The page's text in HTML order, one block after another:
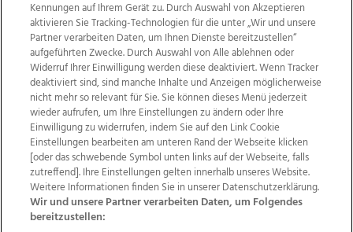
Wir über uns Mediadaten Kontakt
Jobs
Datenschutz
Impressum
AGB Anzeigekunden
AGB Website
Ehrenkodex Politische Werbung
Kennungen auf Ihrem Gerät zu. Durch Auswahl von Akzeptieren
aktivieren Sie Tracking-Technologien für die unter „Wir und unsere
Partner verarbeiten Daten, um Ihnen Dienste bereitzustellen“
aufgeführten Zwecke. Durch Auswahl von Alle ablehnen oder
Widerruf Ihrer Einwilligung werden diese deaktiviert. Wenn Tracker
deaktiviert sind, sind manche Inhalte und Anzeigen möglicherweise
nicht mehr so relevant für Sie. Sie können dieses Menü jederzeit
wieder aufrufen, um Ihre Einstellungen zu ändern oder Ihre
Einwilligung zu widerrufen, indem Sie auf den Link Cookie
Einstellungen bearbeiten am unteren Rand der Webseite klicken
[oder das schwebende Symbol unten links auf der Webseite, falls
zutreffend]. Ihre Einstellungen gelten innerhalb unseres Website.
Weitere Informationen finden Sie in unserer Datenschutzerklärung.
Wir und unsere Partner verarbeiten Daten, um Folgendes
bereitzustellen: